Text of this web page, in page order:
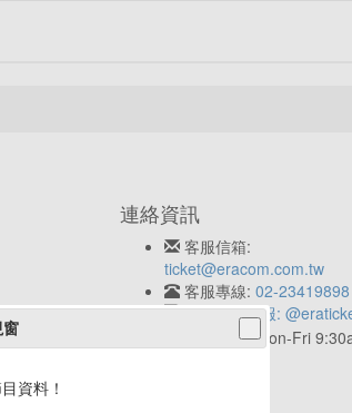
連絡資訊
客服信箱:
ticket@eracom.com.tw
客服專線: 02-23419898
LINE客服:
服務時間:Mon-Fri
窗
資料！